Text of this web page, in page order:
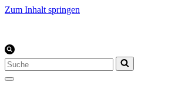
Zum Inhalt springen
Suchen
nach …